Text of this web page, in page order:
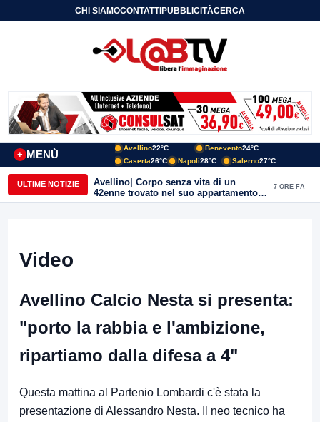
CHI SIAMOCONTATTIPUBBLICITÀCERCA
MENÙ
+
Avellino22°C Benevento24°C
Caserta26°C Napoli28°C Salerno27°C
ULTIME NOTIZIE
Avellino| Corpo senza vita di un
42enne trovato nel suo appartamento
in una pozza di sangue, giallo in viale
7 ORE FA
Video
Avellino Calcio Nesta si presenta:
"porto la rabbia e l'ambizione,
ripartiamo dalla difesa a 4"
Questa mattina al Partenio Lombardi c'è stata la
presentazione di Alessandro Nesta. Il neo tecnico ha